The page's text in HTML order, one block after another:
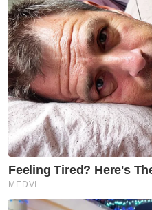
Hiburan
Jenazah
Hiburan
Karya,
hidup
seni -
Hiburan
Fadhli